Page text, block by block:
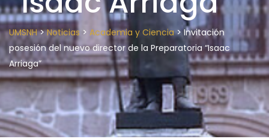
UMSNH>Noticias > Academia y Ciencia>Invitación
posesión del nuevo director de la Preparatoria “Isaac
Arriaga”